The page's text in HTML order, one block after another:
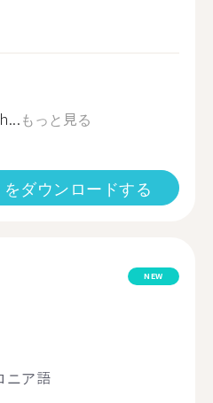
もっと見る
ダウンロードする
NEW
ニア語